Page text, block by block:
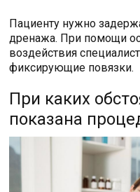
Пациенту нужно
дренажа. При помощи
воздействия
фиксирующие повязки.
При каких
показана